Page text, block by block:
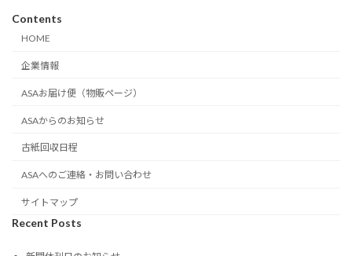
Contents
HOME
企業情報
ASAお届け便（物販ページ）
ASAからのお知らせ
古紙回収日程
ASAへのご連絡・お問い合わせ
サイトマップ
Recent Posts